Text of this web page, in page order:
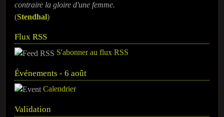
contraire la gloire d'une femme.
(Stendhal)
Flux RSS
S'abonner au flux RSS
Événements - 6 août
Calendrier
Validation